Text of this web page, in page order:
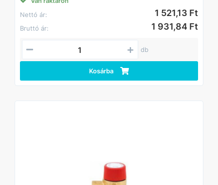
Nettó ár:
1 521,13 Ft
Bruttó ár: 1 931,84 Ft
db
Kosárba